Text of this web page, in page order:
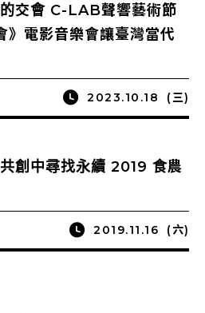
交會 C-LAB聲響藝術節
電影音樂會讓臺灣當代
2023.10.18 (三)
創中尋找永續 2019 食農
2019.11.16 (六)